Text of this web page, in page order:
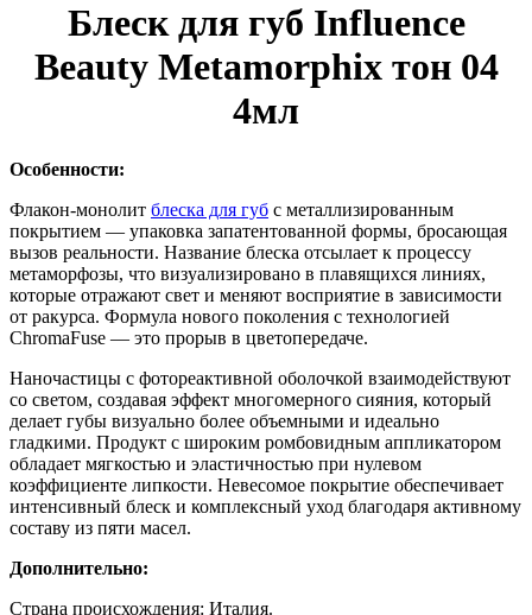
Блеск для губ Influence
Beauty Metamorphix тон 04
4мл
Особенности:
Флакон-монолит блеска для губ с металлизированным
покрытием — упаковка запатентованной формы, бросающая
вызов реальности. Название блеска отсылает к процессу
метаморфозы, что визуализировано в плавящихся линиях,
которые отражают свет и меняют восприятие в зависимости
от ракурса. Формула нового поколения с технологией
ChromaFuse — это прорыв в цветопередаче.
Наночастицы с фотореактивной оболочкой взаимодействуют
со светом, создавая эффект многомерного сияния, который
делает губы визуально более объемными и идеально
гладкими. Продукт с широким ромбовидным аппликатором
обладает мягкостью и эластичностью при нулевом
коэффициенте липкости. Невесомое покрытие обеспечивает
интенсивный блеск и комплексный уход благодаря активному
составу из пяти масел.
Дополнительно:
Страна происхождения: Италия.